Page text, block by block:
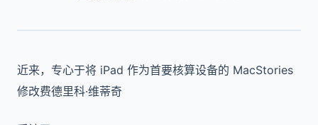
近来，专心于将 iPad 作为首要核算设备的 MacStories
修改费德里科·维蒂奇